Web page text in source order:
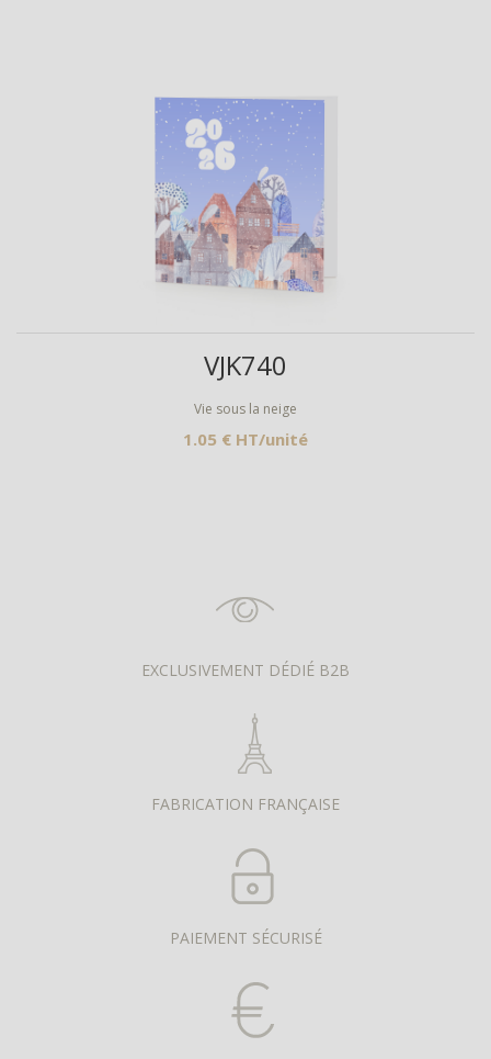
VJK740
Vie sous la neige
1.05 € HT/unité
EXCLUSIVEMENT DÉDIÉ B2B
FABRICATION FRANÇAISE
PAIEMENT SÉCURISÉ